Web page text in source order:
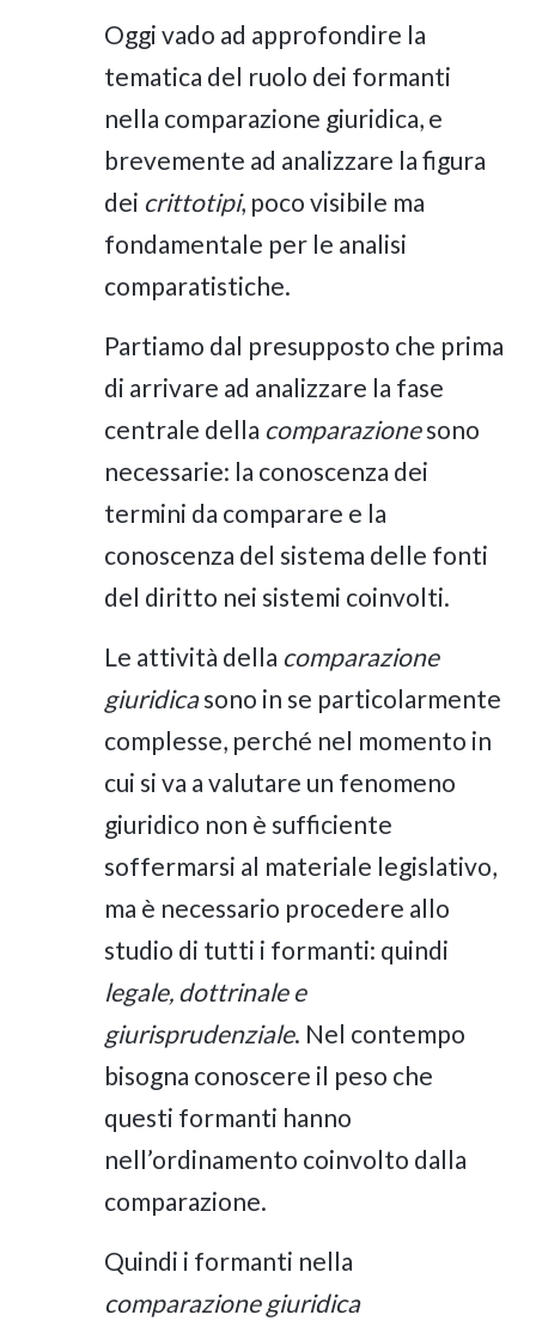
Oggi vado ad approfondire la
tematica del ruolo dei formanti
nella comparazione giuridica, e
brevemente ad analizzare la figura
dei crittotipi, poco visibile ma
fondamentale per le analisi
comparatistiche.
Partiamo dal presupposto che prima
di arrivare ad analizzare la fase
centrale della comparazionesono
necessarie: la conoscenza dei
termini da comparare e la
conoscenza del sistema delle fonti
del diritto nei sistemi coinvolti.
Le attività della comparazione
giuridicasono in se particolarmente
complesse, perché nel momento in
cui si va a valutare un fenomeno
giuridico non è sufficiente
soffermarsi al materiale legislativo,
ma è necessario procedere allo
studio di tutti i formanti: quindi
legale, dottrinale e
giurisprudenziale. Nel contempo
bisogna conoscere il peso che
questi formanti hanno
nell’ordinamento coinvolto dalla
comparazione.
Quindi i formanti nella
comparazione giuridica